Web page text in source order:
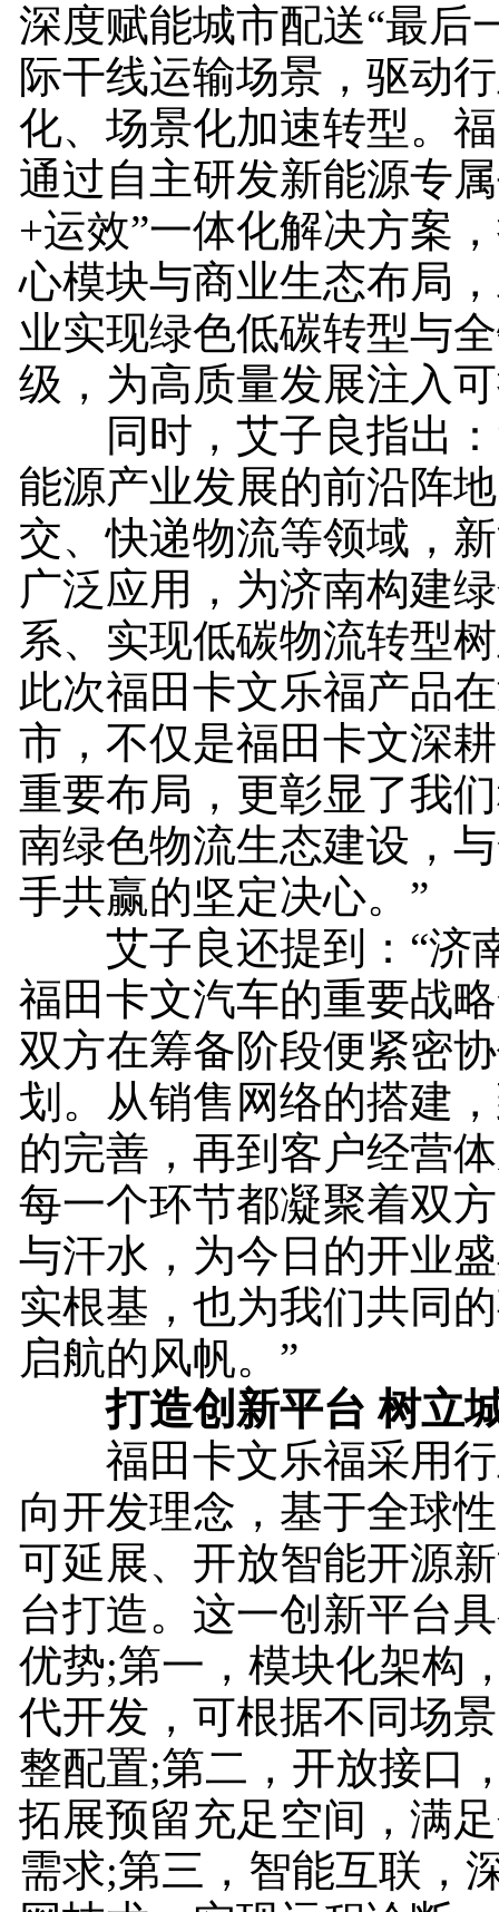
深度赋能城市配送“最后
际干线运输场景，驱动
化、场景化加速转型。
通过自主研发新能源专
+运效”一体化解决方案
心模块与商业生态布局
业实现绿色低碳转型与
级，为高质量发展注入
同时，艾子良指出：
能源产业发展的前沿阵
交、快递物流等领域，
广泛应用，为济南构建
系、实现低碳物流转型
此次福田卡文乐福产品
市，不仅是福田卡文深
重要布局，更彰显了我
南绿色物流生态建设，
手共赢的坚定决心。”
艾子良还提到：“济
福田卡文汽车的重要战
双方在筹备阶段便紧密
划。从销售网络的搭建
的完善，再到客户经营
每一个环节都凝聚着双
与汗水，为今日的开业
实根基，也为我们共同
启航的风帆。”
打造创新平台 树立
福田卡文乐福采用行
向开发理念，基于全球
可延展、开放智能开源
台打造。这一创新平台
优势;第一，模块化架构
代开发，可根据不同场
整配置;第二，开放接口
拓展预留充足空间，满
需求;第三，智能互联，